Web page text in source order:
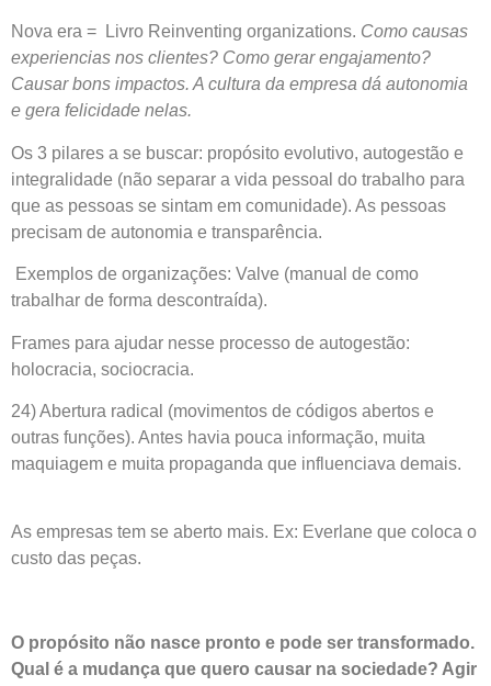
Nova era = Livro Reinventing organizations. Como causas
experiencias nos clientes? Como gerar engajamento?
Causar bons impactos. A cultura da empresa dá autonomia
e gera felicidade nelas.
Os 3 pilares a se buscar: propósito evolutivo, autogestão e
integralidade (não separar a vida pessoal do trabalho para
que as pessoas se sintam em comunidade). As pessoas
precisam de autonomia e transparência.
Exemplos de organizações: Valve (manual de como
trabalhar de forma descontraída).
Frames para ajudar nesse processo de autogestão:
holocracia, sociocracia.
24) Abertura radical (movimentos de códigos abertos e
outras funções). Antes havia pouca informação, muita
maquiagem e muita propaganda que influenciava demais.
As empresas tem se aberto mais. Ex: Everlane que coloca o
custo das peças.
O propósito não nasce pronto e pode ser transformado.
Qual é a mudança que quero causar na sociedade? Agir